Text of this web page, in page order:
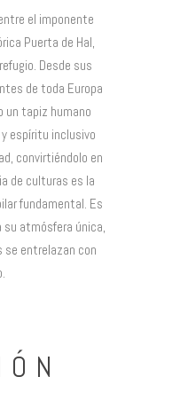
el imponente
Puerta de Hal,
Desde sus
de toda Europa
un tapiz humano
espíritu inclusivo
convirtiéndolo en
de culturas es la
fundamental. Es
atmósfera única,
se entrelazan con